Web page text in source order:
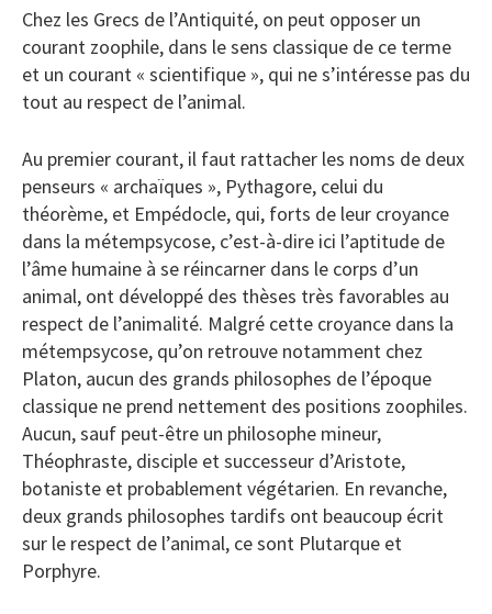
Chez les Grecs de l’Antiquité, on peut opposer un
courant zoophile, dans le sens classique de ce terme
et un courant « scientifique », qui ne s’intéresse pas du
tout au respect de l’animal.
Au premier courant, il faut rattacher les noms de deux
penseurs « archaïques », Pythagore, celui du
théorème, et Empédocle, qui, forts de leur croyance
dans la métempsycose, c’est-à-dire ici l’aptitude de
l’âme humaine à se réincarner dans le corps d’un
animal, ont développé des thèses très favorables au
respect de l’animalité. Malgré cette croyance dans la
métempsycose, qu’on retrouve notamment chez
Platon, aucun des grands philosophes de l’époque
classique ne prend nettement des positions zoophiles.
Aucun, sauf peut-être un philosophe mineur,
Théophraste, disciple et successeur d’Aristote,
botaniste et probablement végétarien. En revanche,
deux grands philosophes tardifs ont beaucoup écrit
sur le respect de l’animal, ce sont Plutarque et
Porphyre.